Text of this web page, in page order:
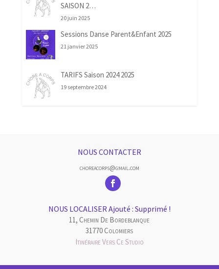
SAISON 2…
20 juin 2025
Sessions Danse Parent&Enfant 2025
21 janvier 2025
TARIFS Saison 2024 2025
19 septembre 2024
NOUS CONTACTER
choreacorps@gmail.com
NOUS LOCALISER Ajouté : Supprimé !
11, Chemin De Bordeblanque
31770 Colomiers
Itinéraire Vers Ce Studio